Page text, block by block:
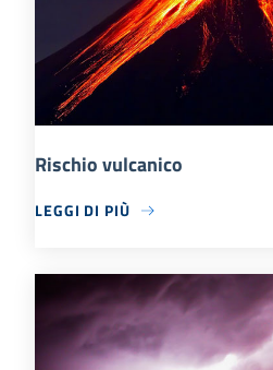
Rischio vulcanico
LEGGI DI PIÙ